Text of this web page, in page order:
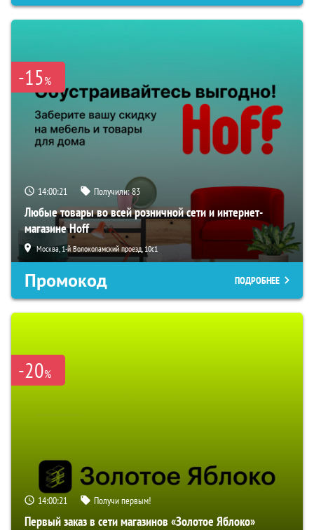
-15%
14:00:20 Получили:83
Любые товары во всей розничной сети и интернет-
магазине Hoff
Москва, 1-й Волоколамский проезд, 10с1
Промокод ПОДРОБНЕЕ
-20%
14:00:20 Получи первым!
Первый заказ в сети магазинов «Золотое Яблоко»